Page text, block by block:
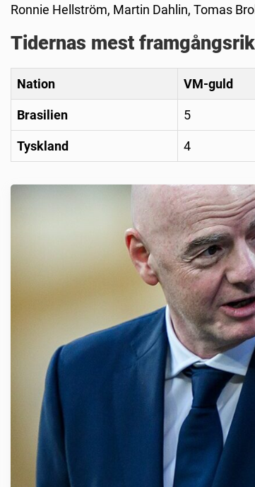
Ronnie Hellström, Martin Dahlin, Tomas
Tidernas mest
Nation VM-guld
Brasilien 5
Tyskland 4